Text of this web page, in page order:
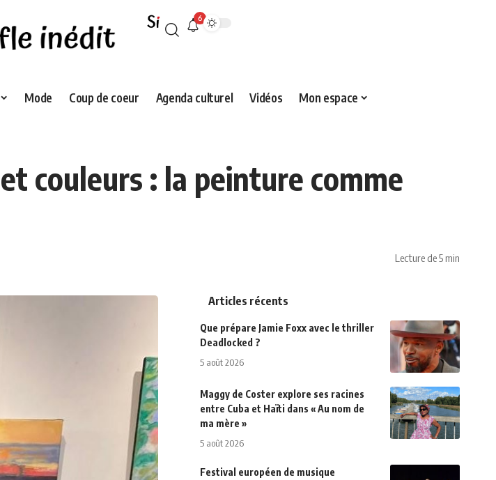
6
Mode Coup de coeur Agenda culturel Vidéos Mon espace
couleurs : la peinture comme
Lecture de 5 min
Articles récents
Que prépare Jamie Foxx avec le thriller
Deadlocked ?
5 août 2026
Maggy de Coster explore ses racines
entre Cuba et Haïti dans « Au nom de
ma mère »
5 août 2026
Festival européen de musique